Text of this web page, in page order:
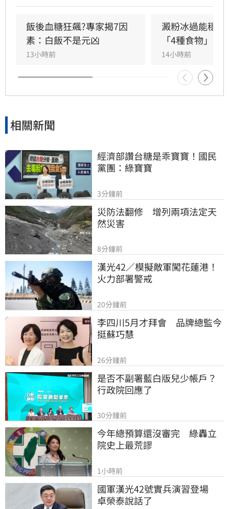
全身器官長期處於高糖環境導致腎衰竭，最終昏
迷送醫緊急洗腎才撿回一命。醫師李唐越強調，
糖尿病治療切勿盲目嘗試偏方，應透過規律運
動、飲食控制及專業藥物治療，才能有效控制血
糖，避免糖尿病併發症帶來的器官損傷，千萬別
因一時的僥倖心態，錯失逆轉病情的最佳時機，
飯後血糖狂飆?專家揭7因
素：白飯不是元凶
13小時前
澱粉冰過能穩
「4種食物」無
14小時前
相關新聞
經濟部讚台糖是乖寶寶！國民
黨團：綠寶寶
3分鐘前
災防法翻修　增列兩項法定天
然災害
8分鐘前
漢光42／模擬敵軍闖花蓮港！
火力部署警戒
20分鐘前
李四川5月才拜會　品牌總監今
挺蘇巧慧
26分鐘前
是否不副署藍白版兒少帳戶？
行政院回應了
30分鐘前
今年總預算還沒審完　綠轟立
院史上最荒謬
1小時前
國軍漢光42號實兵演習登場
卓榮泰說話了